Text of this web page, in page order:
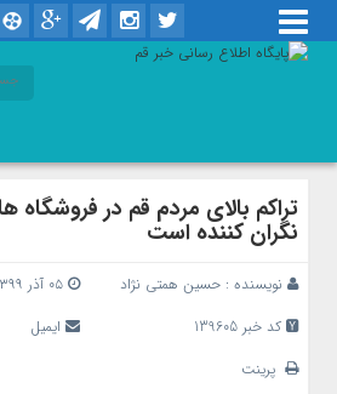
تراکم بالای مردم قم در فروشگاه
نگران کننده است
نویسنده : حسین همتی نژاد
۰۵ آذر ۱۳۹۹
کد خبر 139605
ایمیل
پرینت